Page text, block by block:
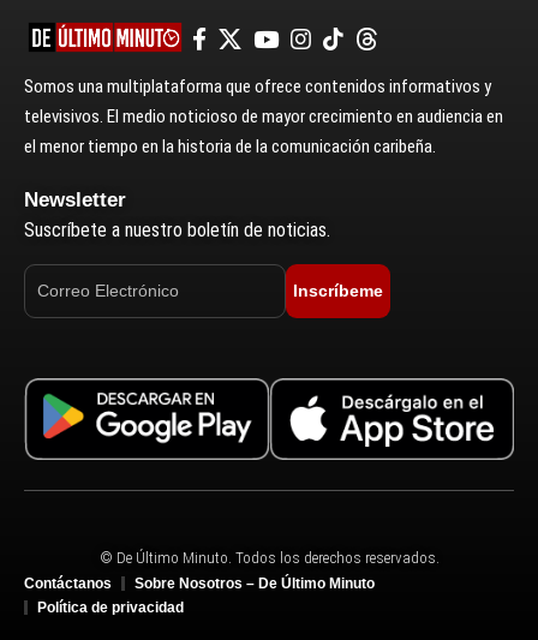
Somos una multiplataforma que ofrece contenidos informativos y
televisivos. El medio noticioso de mayor crecimiento en audiencia en
el menor tiempo en la historia de la comunicación caribeña.
Newsletter
Suscríbete a nuestro boletín de noticias.
Inscríbeme
© De Último Minuto. Todos los derechos reservados.
Contáctanos
Sobre Nosotros – De Último Minuto
Política de privacidad